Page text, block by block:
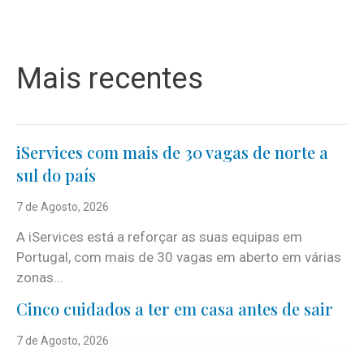
Mais recentes
iServices com mais de 30 vagas de norte a
sul do país
7 de Agosto, 2026
A iServices está a reforçar as suas equipas em
Portugal, com mais de 30 vagas em aberto em várias
zonas...
Cinco cuidados a ter em casa antes de sair
7 de Agosto, 2026